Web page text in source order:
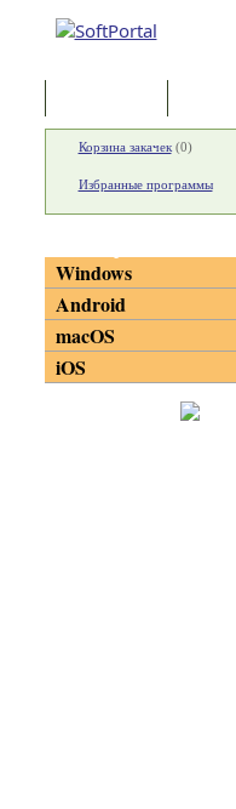
Корзина закачек(0)
Избранные программы
Windows
Android
macOS
iOS